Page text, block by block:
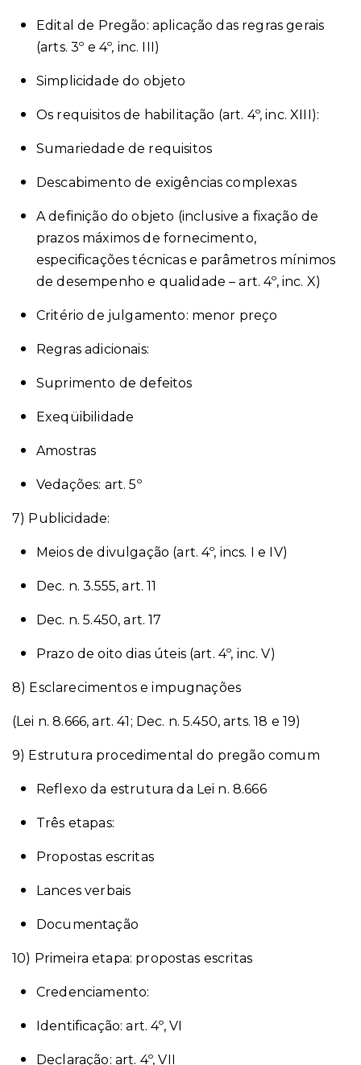
Edital de Pregão: aplicação das regras gerais
(arts. 3º e 4º, inc. III)
Simplicidade do objeto
Os requisitos de habilitação (art. 4º, inc. XIII):
Sumariedade de requisitos
Descabimento de exigências complexas
A definição do objeto (inclusive a fixação de
prazos máximos de fornecimento,
especificações técnicas e parâmetros mínimos
de desempenho e qualidade – art. 4º, inc. X)
Critério de julgamento: menor preço
Regras adicionais:
Suprimento de defeitos
Exeqüibilidade
Amostras
Vedações: art. 5º
7) Publicidade:
Meios de divulgação (art. 4º, incs. I e IV)
Dec. n. 3.555, art. 11
Dec. n. 5.450, art. 17
Prazo de oito dias úteis (art. 4º, inc. V)
8) Esclarecimentos e impugnações
(Lei n. 8.666, art. 41; Dec. n. 5.450, arts.18 e 19)
9) Estrutura procedimental do pregão comum
Reflexo da estrutura da Lei n. 8.666
Três etapas:
Propostas escritas
Lances verbais
Documentação
10) Primeira etapa: propostas escritas
Credenciamento:
Identificação: art. 4º, VI
Declaração: art. 4º, VII